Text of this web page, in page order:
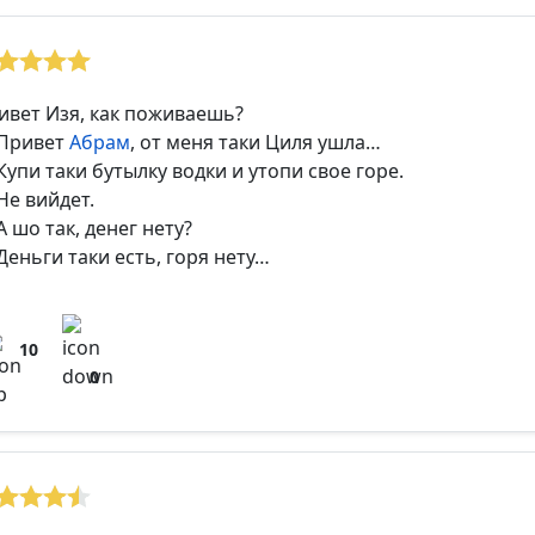
Изя, как поживаешь?
Абрам, от меня таки Циля ушла…
таки бутылку водки и утопи свое горе.
вийдет.
так, денег нету?
таки есть, горя нету…
10
0